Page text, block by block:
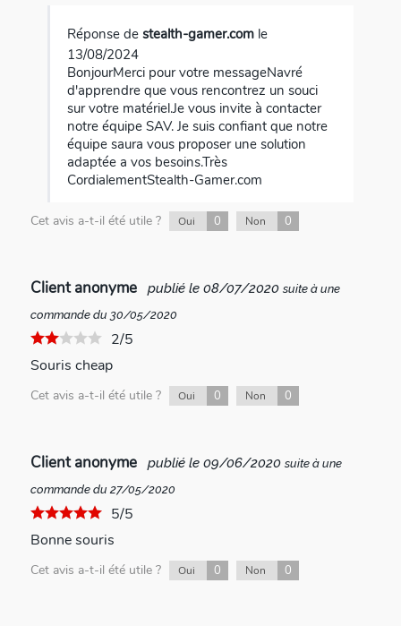
Réponse de stealth-gamer.com le
13/08/2024
BonjourMerci pour votre messageNavré
d'apprendre que vous rencontrez un souci
sur votre matériel.Je vous invite à contacter
notre équipe SAV. Je suis confiant que notre
équipe saura vous proposer une solution
adaptée a vos besoins.Très
CordialementStealth-Gamer.com
Cet avis a-t-il été utile ? Oui 0 Non 0
Client anonyme publié le 08/07/2020 suite à une
commande du 30/05/2020
2/5
Souris cheap
Cet avis a-t-il été utile ? Oui 0 Non 0
Client anonyme publié le 09/06/2020 suite à une
commande du 27/05/2020
5/5
Bonne souris
Cet avis a-t-il été utile ? Oui 0 Non 0